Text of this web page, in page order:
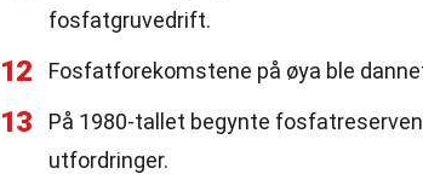
fosfatgruvedrift.
12 Fosfatforekomstene på øya ble
13
På 1980-tallet begynte
utfordringer.